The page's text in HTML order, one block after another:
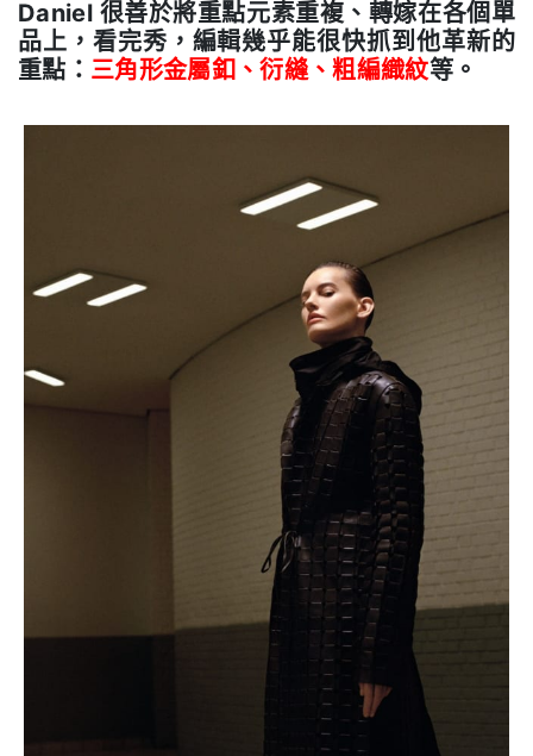
Daniel 很善於將重點元素重複、轉嫁在各個單
品上，看完秀，編輯幾乎能很快抓到他革新的
重點： 三角形金屬釦、衍縫、粗編織紋等。